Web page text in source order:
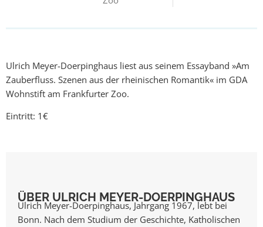
Ulrich Meyer-Doerpinghaus liest aus seinem Essayband »Am
Zauberfluss. Szenen aus der rheinischen Romantik« im GDA
Wohnstift am Frankfurter Zoo.
Eintritt: 1€
ÜBER ULRICH MEYER-DOERPINGHAUS
Ulrich Meyer-Doerpinghaus, Jahrgang 1967, lebt bei
Bonn. Nach dem Studium der Geschichte, Katholischen